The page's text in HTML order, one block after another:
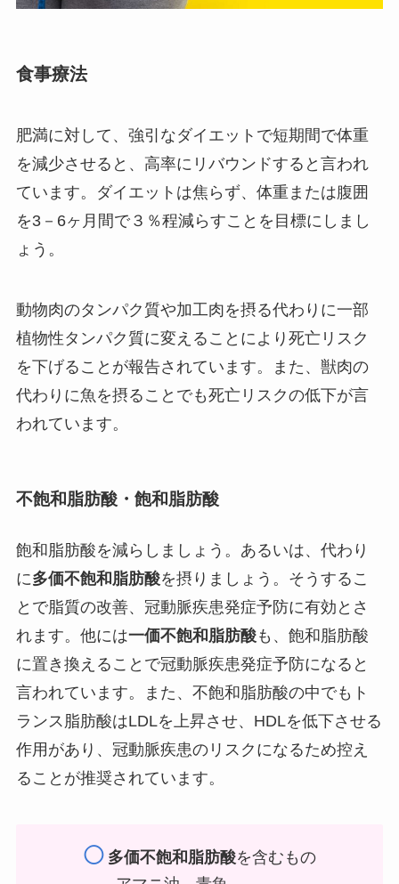
食事療法
肥満に対して、強引なダイエットで短期間で体重
を減少させると、高率にリバウンドすると言われ
ています。ダイエットは焦らず、体重または腹囲
を3－6ヶ月間で３％程減らすことを目標にしまし
ょう。
動物肉のタンパク質や加工肉を摂る代わりに一部
植物性タンパク質に変えることにより死亡リスク
を下げることが報告されています。また、獣肉の
代わりに魚を摂ることでも死亡リスクの低下が言
われています。
不飽和脂肪酸・飽和脂肪酸
飽和脂肪酸を減らしましょう。あるいは、代わり
に多価不飽和脂肪酸を摂りましょう。そうするこ
とで脂質の改善、冠動脈疾患発症予防に有効とさ
れます。他には一価不飽和脂肪酸も、飽和脂肪酸
に置き換えることで冠動脈疾患発症予防になると
言われています。また、不飽和脂肪酸の中でもト
ランス脂肪酸はLDLを上昇させ、HDLを低下させる
作用があり、冠動脈疾患のリスクになるため控え
ることが推奨されています。
◯ 多価不飽和脂肪酸を含むもの